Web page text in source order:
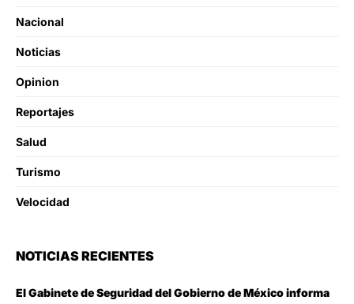
Nacional
Noticias
Opinion
Reportajes
Salud
Turismo
Velocidad
NOTICIAS RECIENTES
El Gabinete de Seguridad del Gobierno de México informa